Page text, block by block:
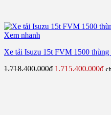
Xem nhanh
Xe tải Isuzu 15t FVM 1500
1.718.400.000₫ Giá
1.715.400.000₫